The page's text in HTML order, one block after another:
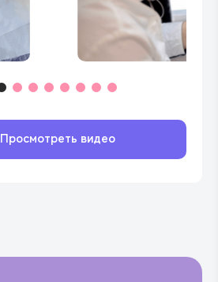
Просмотреть видео